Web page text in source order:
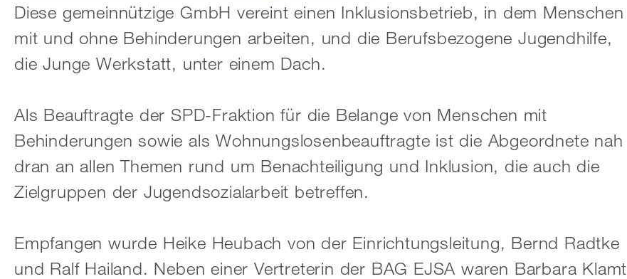
Diese gemeinnützige GmbH vereint einen Inklusionsbetrieb, in dem Menschen
mit und ohne Behinderungen arbeiten, und die Berufsbezogene Jugendhilfe,
die Junge Werkstatt, unter einem Dach.
Als Beauftragte der SPD-Fraktion für die Belange von Menschen mit
Behinderungen sowie als Wohnungslosenbeauftragte ist die Abgeordnete nah
dran an allen Themen rund um Benachteiligung und Inklusion, die auch die
Zielgruppen der Jugendsozialarbeit betreffen.
Empfangen wurde Heike Heubach von der Einrichtungsleitung, Bernd Radtke
und Ralf Hailand. Neben einer Vertreterin der BAG EJSA waren Barbara Klamt